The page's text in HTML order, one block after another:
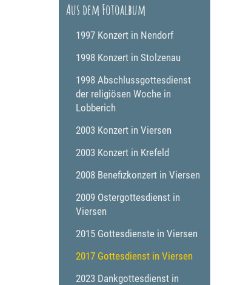
Aus dem Fotoalbum
1997 Konzert in Nendorf
1998 Konzert in Stolzenau
1998 Abschlussgottesdienst
der religiösen Woche in
Lobberich
2003 Konzert in Viersen
2003 Konzert in Krefeld
2008 Benefizkonzert in Viersen
2009 Ostergottesdienst in
Viersen
2015 Gottesdienste in Viersen
2017 Gottesdienst in Viersen
2023 Dankgottesdienst in